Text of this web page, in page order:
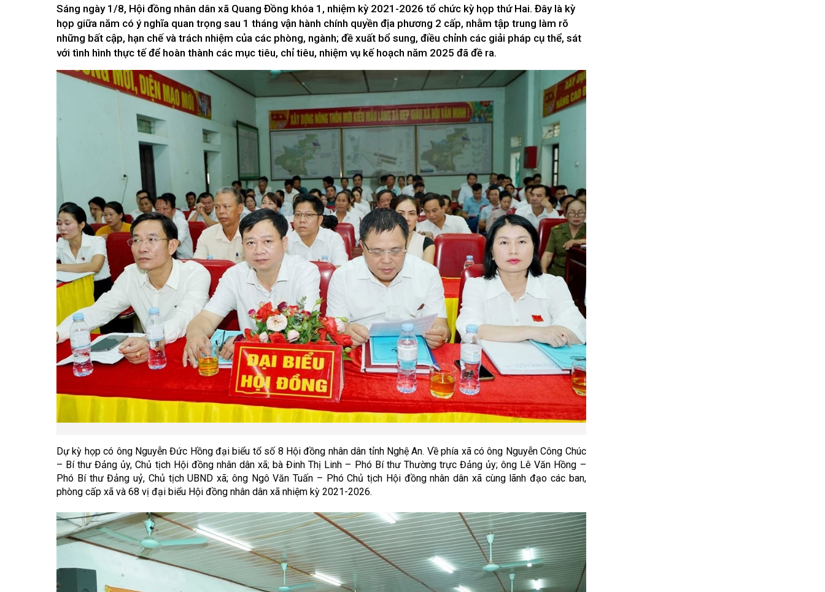
Kiến nghị của cử tri với Đoàn ĐBQH tỉnh
Kiến nghị của cử tri với HĐND tỉnh
Thông báo chuyển đơn
Văn bản tổng hợp trả lời KNCT
Chủ trương, chính sách mới
Góp ý xây dựng Chính Sách, Pháp Luật
Xây dựng nông thôn mới
NGHIÊN CỨU - TRAO ĐỔI
Nghiên cứu - trao đổi
NON NƯỚC, CON NGƯỜI XỨ NGHỆ
Miền di sản xứ Nghệ
Non nước, con người xứ Nghệ
Thương hiệu xứ Nghệ
Du lịch miền Tây Nghệ An - tiềm năng và
giải pháp phát triển
Ảnh đẹp xứ Nghệ
NHÌN RA TỈNH BẠN, XÃ BẠN
Nhìn ra tỉnh bạn, xã bạn
CUỘC SỐNG THƯỜNG NGÀY
Cuộc sống thường ngày
QUẢNG BÁ THƯƠNG HIỆU
Quảng bá thương hiệu
LIÊN KẾT NGOÀI
Youtube ĐBND tỉnh Nghệ An
Fanpage ĐBND tỉnh Nghệ An
Cổng thông tin điện tử tỉnh Nghệ An
Cổng thông tin điện tử Quốc hội
Cơ sở dữ liệu quốc gia về văn bản pháp
Báo Đại biểu nhân dân
Sáng ngày 1/8, Hội đồng nhân dân xã Quang Đồng khóa 1, nhiệm kỳ 2021-2026 tổ chức kỳ họp thứ Hai. Đây là kỳ
họp giữa năm có ý nghĩa quan trọng sau 1 tháng vận hành chính quyền địa phương 2 cấp, nhằm tập trung làm rõ
những bất cập, hạn chế và trách nhiệm của các phòng, ngành; đề xuất bổ sung, điều chỉnh các giải pháp cụ thể, sát
với tình hình thực tế để hoàn thành các mục tiêu, chỉ tiêu, nhiệm vụ kế hoạch năm 2025 đã đề ra.
Dự kỳ họp có ông Nguyễn Đức Hồng đại biểu tổ số 8 Hội đồng nhân dân tỉnh Nghệ An. Về phía xã có ông Nguyễn Công Chúc
– Bí thư Đảng ủy, Chủ tịch Hội đồng nhân dân xã; bà Đinh Thị Linh – Phó Bí thư Thường trực Đảng ủy; ông Lê Văn Hồng –
Phó Bí thư Đảng uỷ, Chủ tịch UBND xã; ông Ngô Văn Tuấn – Phó Chủ tịch Hội đồng nhân dân xã cùng lãnh đạo các ban,
phòng cấp xã và 68 vị đại biểu Hội đồng nhân dân xã nhiệm kỳ 2021-2026.